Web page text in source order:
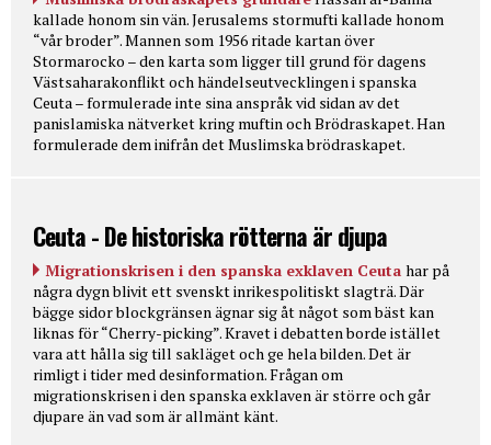
kallade honom sin vän. Jerusalems stormufti kallade honom
“vår broder”. Mannen som 1956 ritade kartan över
Stormarocko – den karta som ligger till grund för dagens
Västsaharakonflikt och händelseutvecklingen i spanska
Ceuta – formulerade inte sina anspråk vid sidan av det
panislamiska nätverket kring muftin och Brödraskapet. Han
formulerade dem inifrån det Muslimska brödraskapet.
Ceuta - De historiska rötterna är djupa
Migrationskrisen i den spanska exklaven Ceuta har på
några dygn blivit ett svenskt inrikespolitiskt slagträ. Där
bägge sidor blockgränsen ägnar sig åt något som bäst kan
liknas för “Cherry-picking”. Kravet i debatten borde istället
vara att hålla sig till sakläget och ge hela bilden. Det är
rimligt i tider med desinformation. Frågan om
migrationskrisen i den spanska exklaven är större och går
djupare än vad som är allmänt känt.